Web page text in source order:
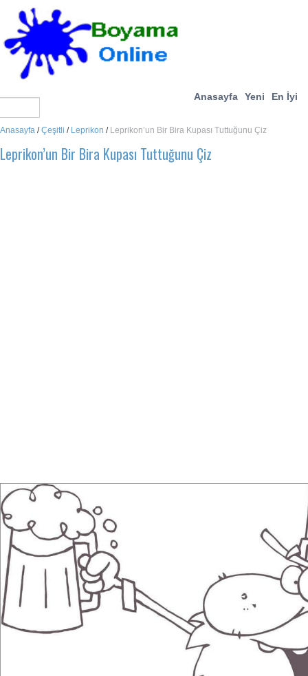
Anasayfa Yeni En İyi
Anasayfa /Çeşitli / Leprikon / Leprikon’un Bir Bira Kupası Tuttuğunu Çiz
Leprikon’un Bir Bira Kupası Tuttuğunu Çiz